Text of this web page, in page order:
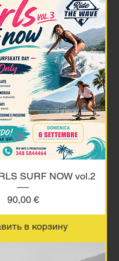
SURF NOW vol.2
Цена
90,00 €
в корзину